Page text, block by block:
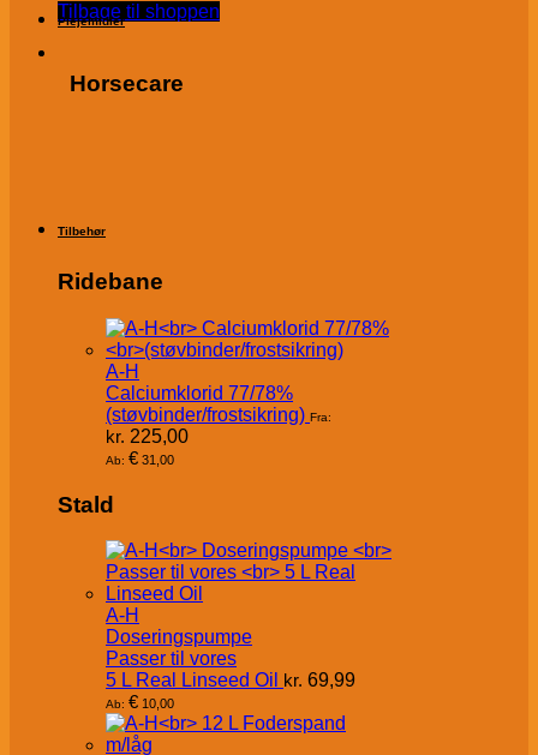
Tilbage til shoppen
Plejemidler
Horsecare
Tilbehør
Ridebane
A-H
Calciumklorid 77/78%
(støvbinder/frostsikring) Fra:
kr. 225,00
Ab: € 31,00
Stald
A-H
Doseringspumpe
Passer til vores
5 L Real Linseed Oil kr. 69,99
Ab: € 10,00